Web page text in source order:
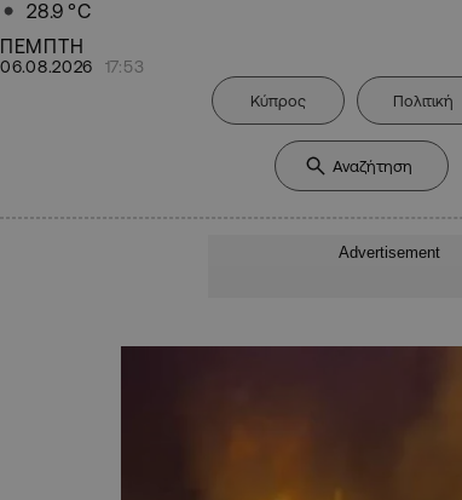
28.9 °C
ΠΕΜΠΤΗ
06.08.2026 17:53
Κύπρος Πολιτική
Advertisement